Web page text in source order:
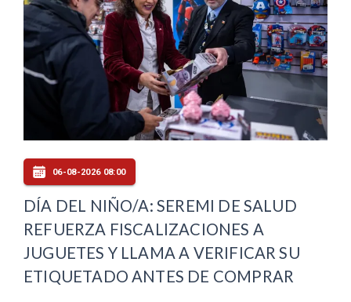
06-08-2026 08:00
DÍA DEL NIÑO/A: SEREMI DE SALUD
REFUERZA FISCALIZACIONES A
JUGUETES Y LLAMA A VERIFICAR SU
ETIQUETADO ANTES DE COMPRAR